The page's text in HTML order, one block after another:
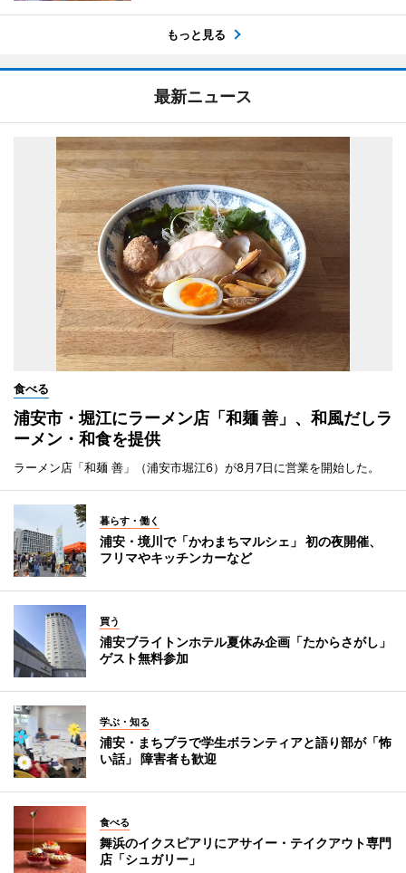
もっと見る
最新ニュース
食べる
浦安市・堀江にラーメン店「和麺 善」、和風だしラ
ーメン・和食を提供
ラーメン店「和麺 善」（浦安市堀江6）が8月7日に営業を開始した。
暮らす・働く
浦安・境川で「かわまちマルシェ」 初の夜開催、
フリマやキッチンカーなど
買う
浦安ブライトンホテル夏休み企画「たからさがし」
ゲスト無料参加
学ぶ・知る
浦安・まちプラで学生ボランティアと語り部が「怖
い話」 障害者も歓迎
食べる
舞浜のイクスピアリにアサイー・テイクアウト専門
店「シュガリー」